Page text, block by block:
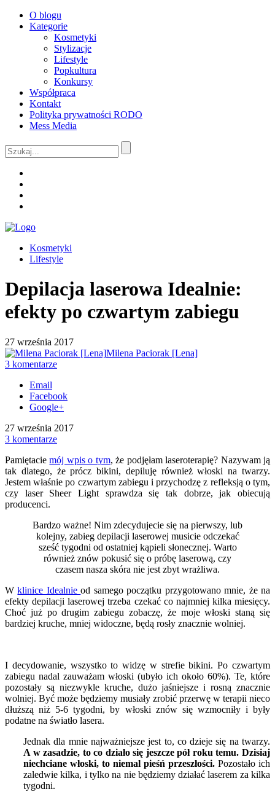
O blogu
Kategorie
Kosmetyki
Stylizacje
Lifestyle
Popkultura
Konkursy
Współpraca
Kontakt
Polityka prywatności RODO
Mess Media
Kosmetyki
Lifestyle
Depilacja laserowa Idealnie:
efekty po czwartym zabiegu
27 września 2017
Milena Paciorak [Lena]
3 komentarze
Email
Facebook
Google+
27 września 2017
3 komentarze
Pamiętaciemój wpis o tym, że podjęłam laseroterapię? Nazywam ją
tak dlatego, że prócz bikini, depiluję również włoski na twarzy.
Jestem właśnie po czwartym zabiegu i przychodzę z refleksją o tym,
czy laser Sheer Light sprawdza się tak dobrze, jak obiecują
producenci.
Bardzo ważne! Nim zdecydujecie się na pierwszy, lub
kolejny, zabieg depilacji laserowej musicie odczekać
sześć tygodni od ostatniej kąpieli słonecznej. Warto
również znów pokusić się o próbę laserową, czy
czasem nasza skóra nie jest zbyt wrażliwa.
Wklinice Idealnieod samego początku przygotowano mnie, że na
efekty depilacji laserowej trzeba czekać co najmniej kilka miesięcy.
Choć już po drugim zabiegu zobaczę, że moje włoski staną się
bardziej kruche, mniej widoczne, będą rosły znacznie wolniej.
I decydowanie, wszystko to widzę w strefie bikini. Po czwartym
zabiegu nadal zauważam włoski (ubyło ich około 60%). Te, które
pozostały są niezwykle kruche, dużo jaśniejsze i rosną znacznie
wolniej. Być może będziemy musiały zrobić przerwę w terapii nieco
dłuższą niż 5-6 tygodni, by włoski znów się wzmocniły i były
podatne na światło lasera.
Jednak dla mnie najważniejsze jest to, co dzieje się na twarzy.
A w zasadzie, to co działo się jeszcze pół roku temu. Dzisiaj
niechciane włoski, to niemal pieśń przeszłości. Pozostało ich
zaledwie kilka, i tylko na nie będziemy działać laserem za kilka
tygodni.